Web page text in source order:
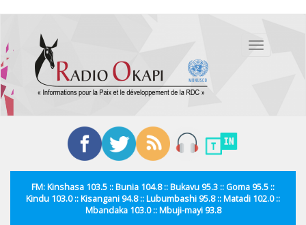
contenu
principal
Toggle
FM: Kinshasa 103.5 :: Bunia 104.8 :: Bukavu 95.3 :: Goma 95.5 ::
Kindu 103.0 :: Kisangani 94.8 :: Lubumbashi 95.8 :: Matadi 102.0 ::
Mbandaka 103.0 :: Mbuji-mayi 93.8